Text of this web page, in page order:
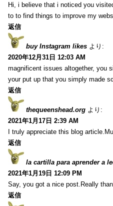
Hi, i believe that i noticed you
to to find things to improve my
返信
buy Instagram likes より:
2020年12月31日 12:03 AM
magnificent issues altogether, you
your put up that you simply made
返信
thequeenshead.org より:
2021年1月17日 2:39 AM
I truly appreciate this blog
返信
la cartilla para aprender a
2021年1月19日 12:09 PM
Say, you got a nice post.Really
返信